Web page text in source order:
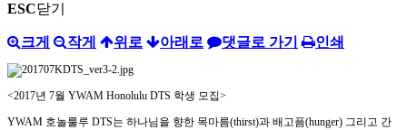
ESC닫기
크게 작게 위로 아래로 댓글로 가기 인쇄
<2017년 7월 YWAM Honolulu DTS 학생 모집>
YWAM 호놀룰루 DTS는 하나님을 향한 목마름(thirst)과 배고픔(hunger) 그리고 간